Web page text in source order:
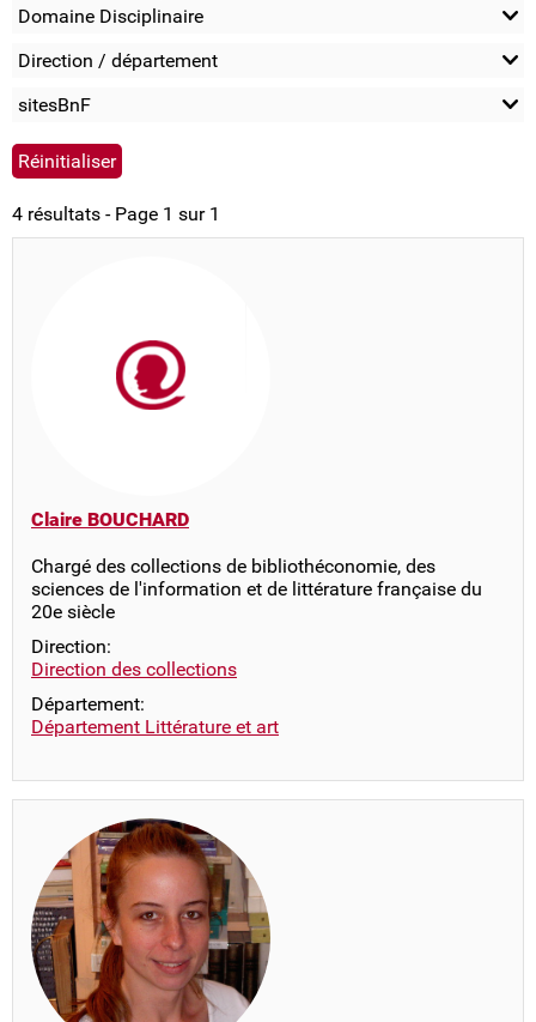
Domaine Disciplinaire
Direction / département
sitesBnF
4 résultats - Page 1 sur 1
Claire BOUCHARD
Chargé des collections de bibliothéconomie, des
sciences de l'information et de littérature française du
20e siècle
Direction:
Direction des collections
Département:
Département Littérature et art